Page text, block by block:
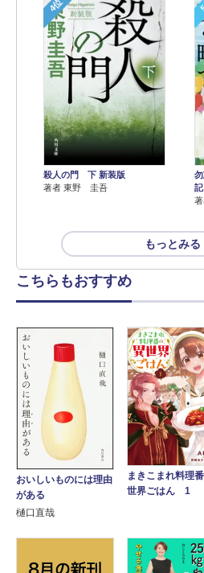
4位
殺人の門 下 新装版
著者 東野 圭吾
記
もっとみる
こちらもおすすめ
おいしいものには理由
がある
樋口直哉
まきこまれ料理
世界ごはん 1